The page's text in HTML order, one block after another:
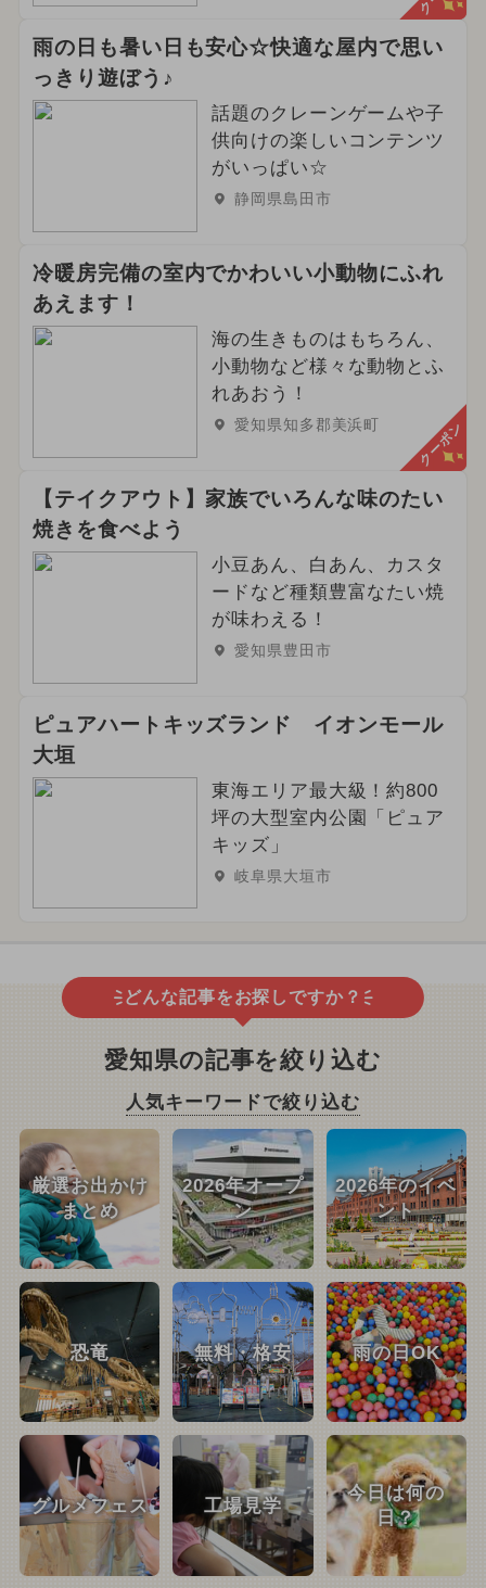
雨の日も暑い日も安心☆快適な屋内で思い
っきり遊ぼう♪
話題のクレーンゲームや子
供向けの楽しいコンテンツ
がいっぱい☆
静岡県島田市
冷暖房完備の室内でかわいい小動物にふれ
あえます！
海の生きものはもちろん、
小動物など様々な動物とふ
れあおう！
愛知県知多郡美浜町 クーポン
【テイクアウト】家族でいろんな味のたい
焼きを食べよう
小豆あん、白あん、カスタ
ードなど種類豊富なたい焼
が味わえる！
愛知県豊田市
ピュアハートキッズランド イオンモール
大垣
東海エリア最大級！約800
坪の大型室内公園「ピュア
キッズ」
岐阜県大垣市
どんな記事をお探しですか？
愛知県の記事を絞り込む
人気キーワードで絞り込む
厳選お出かけ
まとめ
2026年オープ
ン
2026年のイベ
ント
恐竜 無料・格安 雨の日OK
グルメフェス 工場見学
今日は何の
日？